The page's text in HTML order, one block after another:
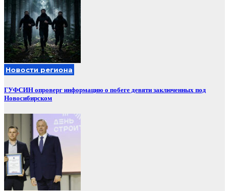
Новости региона
ГУФСИН опроверг информацию о побеге девяти заключенных под
Новосибирском